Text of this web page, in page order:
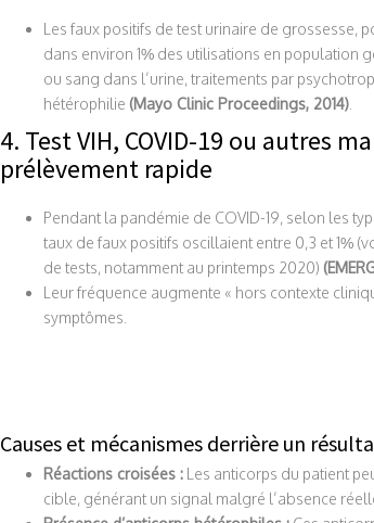
Les faux positifs de test urinaire de grossesse,
dans environ 1% des utilisations en population
ou sang dans l’urine, traitements par
hétérophilie (Mayo Clinic Proceedings, 2014)
4. Test VIH, COVID-19 ou autres
prélèvement rapide
Pendant la pandémie de COVID-19, selon les
taux de faux positifs oscillaient entre 0,3 et 1%
de tests, notamment au printemps 2020)
Leur fréquence augmente « hors contexte
symptômes.
Causes et mécanismes derrière un
Réactions croisées : Les anticorps du patient
cible, générant un signal malgré l’absence